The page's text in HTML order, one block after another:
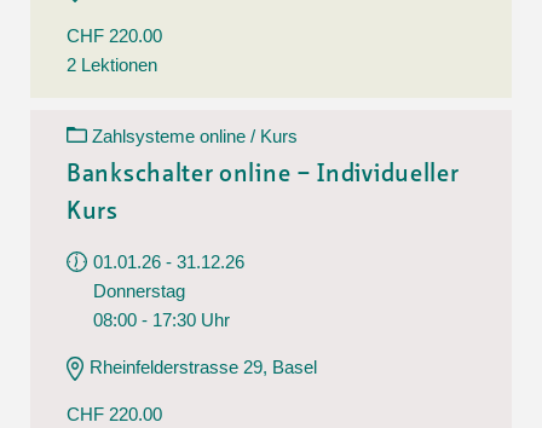
CHF 220.00
2 Lektionen
Zahlsysteme online / Kurs
Bankschalter online – Individueller
Kurs
01.01.26 - 31.12.26
Donnerstag
08:00 - 17:30 Uhr
Rheinfelderstrasse 29, Basel
CHF 220.00